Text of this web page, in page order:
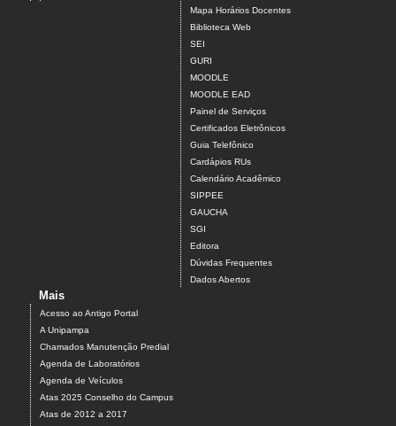
Mapa Horários Docentes
Biblioteca Web
SEI
GURI
MOODLE
MOODLE EAD
Painel de Serviços
Certificados Eletrônicos
Guia Telefônico
Cardápios RUs
Calendário Acadêmico
SIPPEE
GAUCHA
SGI
Editora
Dúvidas Frequentes
Dados Abertos
Mais
Acesso ao Antigo Portal
A Unipampa
Chamados Manutenção Predial
Agenda de Laboratórios
Agenda de Veículos
Atas 2025 Conselho do Campus
Atas de 2012 a 2017